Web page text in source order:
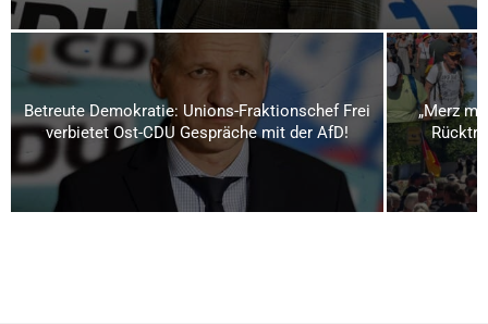
Betreute Demokratie: Unions-Fraktionschef Frei
verbietet Ost-CDU Gespräche mit der AfD!
„Merz